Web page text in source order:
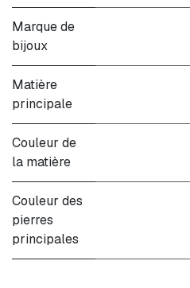
Marque de
bijoux
Matière
principale
Couleur de
la matière
Couleur des
pierres
principales